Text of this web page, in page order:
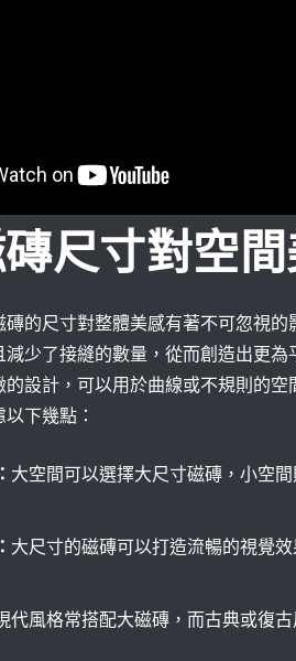
尺寸對空
的尺寸對整體美感有著不可忽視
減少了接縫的數量，從而創造出更
設計，可以用於曲線或不規則的
下幾點：
大空間可以選擇大尺寸磁磚，小空
大尺寸的磁磚可以打造流暢的視覺
代風格常搭配大磁磚，而古典或復